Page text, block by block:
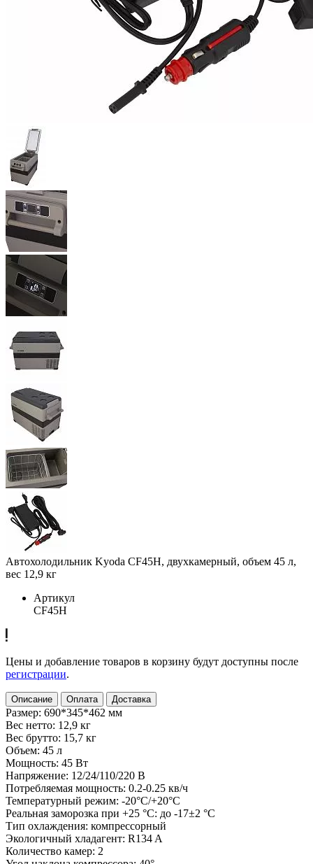
Автохолодильник Kyoda CF45H, двухкамерный, объем 45 л,
вес 12,9 кг
Артикул
CF45H
Цены и добавление товаров в корзину будут доступны после
регистрации.
Описание Оплата Доставка
Размер: 690*345*462 мм
Вес нетто: 12,9 кг
Вес брутто: 15,7 кг
Объем: 45 л
Мощность: 45 Вт
Напряжение: 12/24/110/220 В
Потребляемая мощность: 0.2-0.25 кв/ч
Температурный режим: -20°С/+20°С
Реальная заморозка при +25 °C: до -17±2 °С
Тип охлаждения: компрессорный
Экологичный хладагент: R134 A
Количество камер: 2